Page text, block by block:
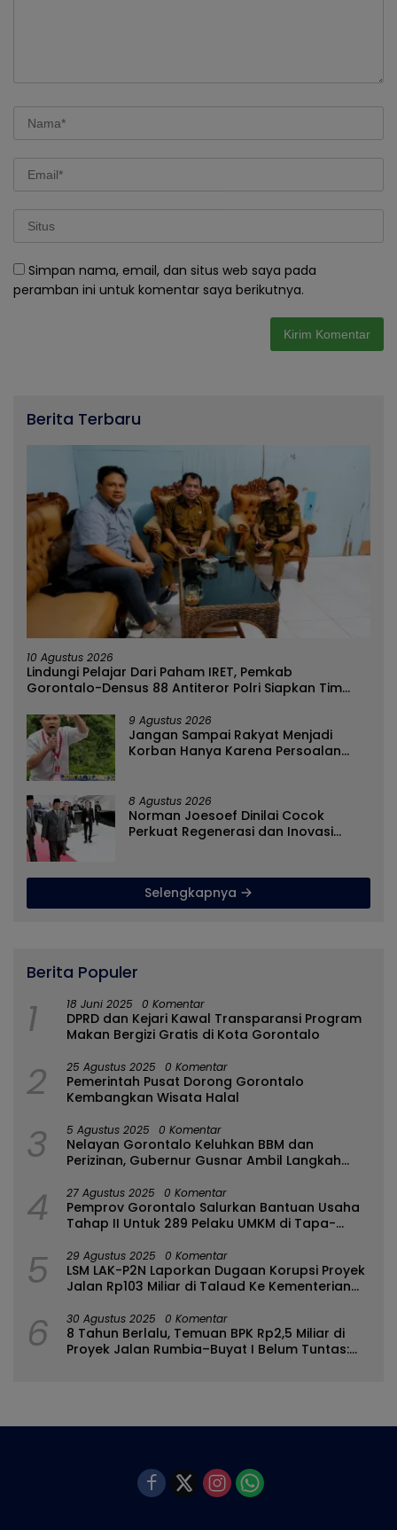
Simpan nama, email, dan situs web saya pada
peramban ini untuk komentar saya berikutnya.
Berita Terbaru
10 Agustus 2026
Lindungi Pelajar Dari Paham IRET, Pemkab
Gorontalo-Densus 88 Antiteror Polri Siapkan Tim
9 Agustus 2026
Jangan Sampai Rakyat Menjadi
Korban Hanya Karena Persoalan
8 Agustus 2026
Norman Joesoef Dinilai Cocok
Perkuat Regenerasi dan Inovasi
Selengkapnya
Berita Populer
1 18 Juni 2025 0 Komentar
DPRD dan Kejari Kawal Transparansi Program
Makan Bergizi Gratis di Kota Gorontalo
2 25 Agustus 2025 0 Komentar
Pemerintah Pusat Dorong Gorontalo
Kembangkan Wisata Halal
3 5 Agustus 2025 0 Komentar
Nelayan Gorontalo Keluhkan BBM dan
Perizinan, Gubernur Gusnar Ambil Langkah
4 27 Agustus 2025 0 Komentar
Pemprov Gorontalo Salurkan Bantuan Usaha
Tahap II Untuk 289 Pelaku UMKM di Tapa-
5 29 Agustus 2025 0 Komentar
LSM LAK-P2N Laporkan Dugaan Korupsi Proyek
Jalan Rp103 Miliar di Talaud Ke Kementerian
6 30 Agustus 2025 0 Komentar
8 Tahun Berlalu, Temuan BPK Rp2,5 Miliar di
Proyek Jalan Rumbia–Buyat I Belum Tuntas: